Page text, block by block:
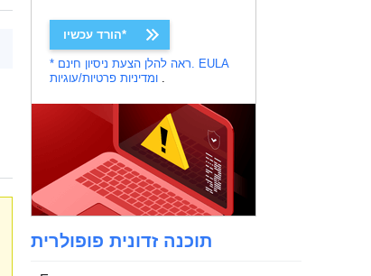
הורד עכשיו*
* ראה להלן הצעת ניסיון חינם. EULA
ומדיניות פרטיות/עוגיות .
תוכנה זדונית פופולרית